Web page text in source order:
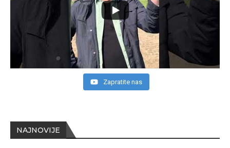
NAJNOVIJE
Zapratite nas